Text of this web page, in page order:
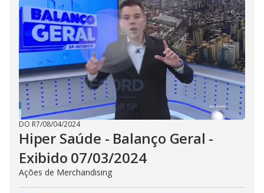
DO R7/08/04/2024
Hiper Saúde - Balanço Geral -
Exibido 07/03/2024
Ações de Merchandising